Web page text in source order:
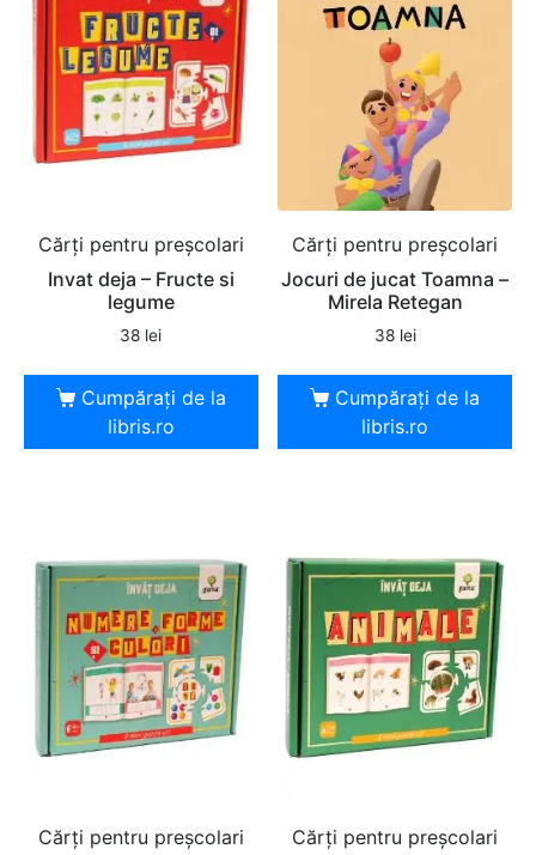
Cărți pentru preșcolari
Invat deja – Fructe si
legume
38 lei
Cumpărați de la
libris.ro
Cărți pentru preșcolari
Jocuri de jucat Toamna –
Mirela Retegan
38 lei
Cumpărați de la
libris.ro
Cărți pentru preșcolari Cărți pentru preșcolari